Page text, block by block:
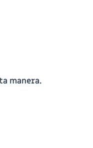
manera.